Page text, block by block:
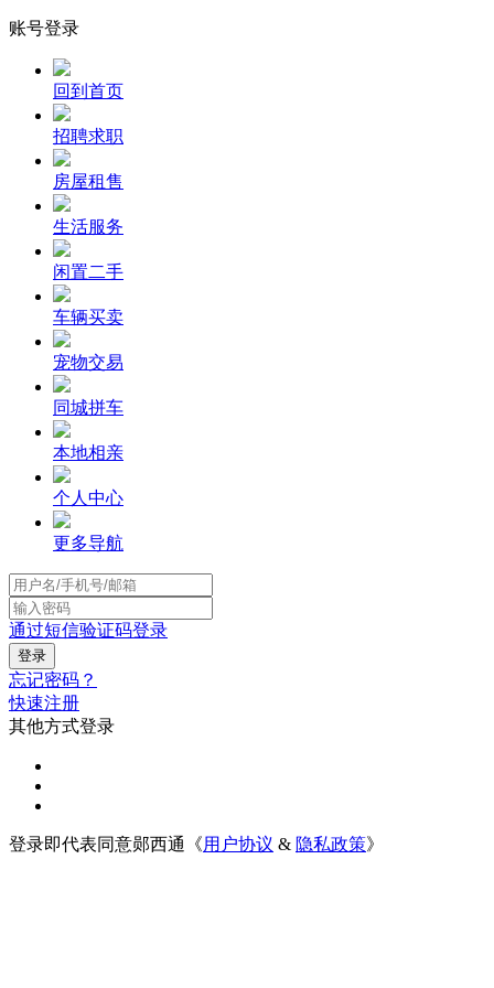
账号登录
回到首页
招聘求职
房屋租售
生活服务
闲置二手
车辆买卖
宠物交易
同城拼车
本地相亲
个人中心
更多导航
通过短信验证码登录
忘记密码？
快速注册
其他方式登录
登录即代表同意郧西通《用户协议 & 隐私政策》